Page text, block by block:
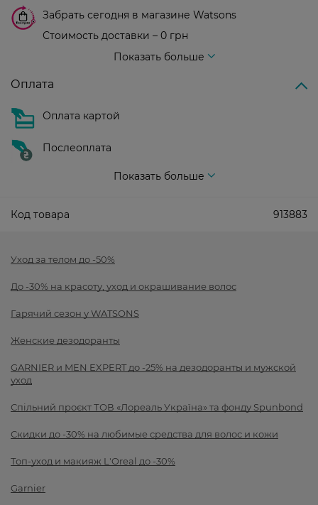
Забрать сегодня в магазине Watsons
Стоимость доставки – 0 грн
Показать больше
Оплата
Оплата картой
Послеоплата
Показать больше
Код товара 913883
Уход за телом до -50%
До -30% на красоту, уход и окрашивание волос
Гарячий сезон у WATSONS
Женские дезодоранты
GARNIER и MEN EXPERT до -25% на дезодоранты и мужской
уход
Спільний проєкт ТОВ «Лореаль Україна» та фонду Spunbond
Скидки до -30% на любимые средства для волос и кожи
Топ-уход и макияж L'Oreal до -30%
Garnier